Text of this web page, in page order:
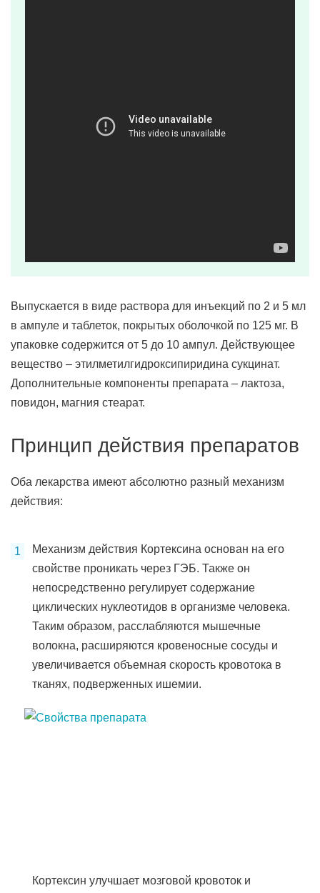
Выпускается в виде раствора для инъекций по 2 и 5 мл
в ампуле и таблеток, покрытых оболочкой по 125 мг. В
упаковке содержится от 5 до 10 ампул. Действующее
вещество – этилметилгидроксипиридина сукцинат.
Дополнительные компоненты препарата – лактоза,
повидон, магния стеарат.
Принцип действия препаратов
Оба лекарства имеют абсолютно разный механизм
действия:
Механизм действия Кортексина основан на его
свойстве проникать через ГЭБ. Также он
непосредственно регулирует содержание
циклических нуклеотидов в организме человека.
Таким образом, расслабляются мышечные
волокна, расширяются кровеносные сосуды и
увеличивается объемная скорость кровотока в
тканях, подверженных ишемии.
Кортексин улучшает мозговой кровоток и